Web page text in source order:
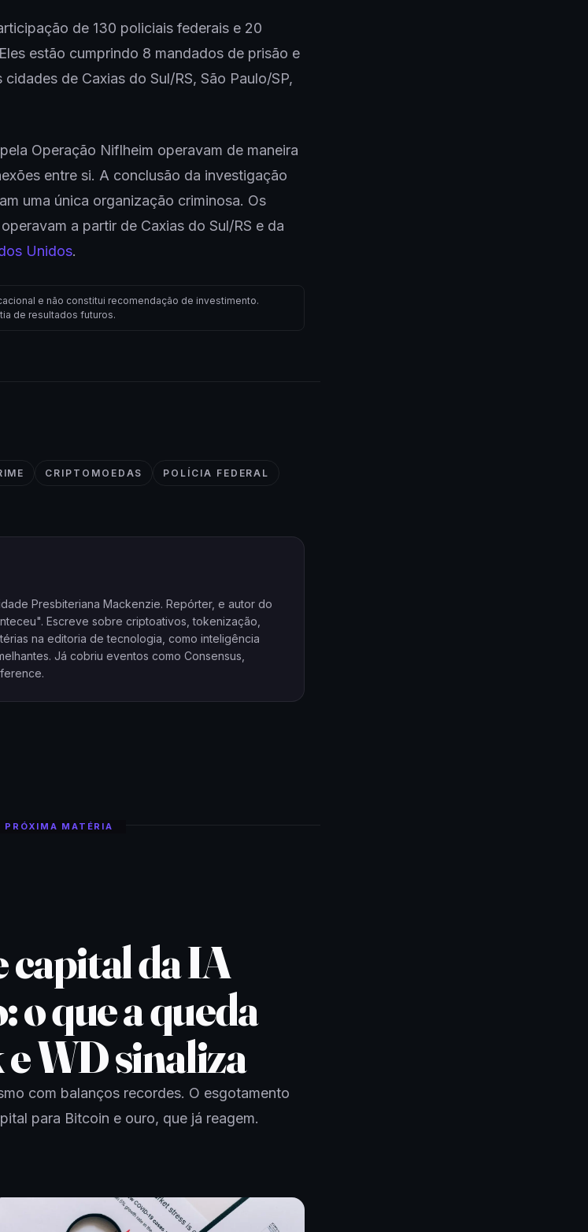
de 130 policiais federais e 20
estão cumprindo 8 mandados de prisão e
de Caxias do Sul/RS, São Paulo/SP,
Operação Niflheim operavam de maneira
entre si. A conclusão da investigação
uma única organização criminosa. Os
a partir de Caxias do Sul/RS e da
Unidos.
e não constitui recomendação de investimento.
de resultados futuros.
CRIPTOMOEDAS POLÍCIA FEDERAL
Presbiteriana Mackenzie. Repórter, e autor do
Escreve sobre criptoativos, tokenização,
na editoria de tecnologia, como inteligência
Já cobriu eventos como Consensus,
PRÓXIMA MATÉRIA
capital da IA
que a queda
WD sinaliza
com balanços recordes. O esgotamento
para Bitcoin e ouro, que já reagem.